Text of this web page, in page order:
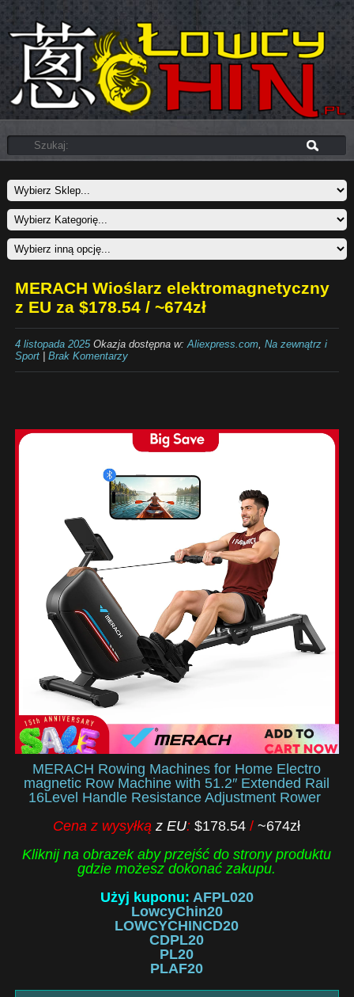
MERACH Wioślarz elektromagnetyczny
z EU za $178.54 / ~674zł
4 listopada 2025Okazja dostępna w:Aliexpress.com, Na zewnątrz i
Sport| Brak Komentarzy
MERACH Rowing Machines for Home Electro
magnetic Row Machine with 51.2″ Extended Rail
16Level Handle Resistance Adjustment Rower
Cena z wysyłką z EU:$178.54/~674zł
Kliknij na obrazek aby przejść do strony produktu
gdzie możesz dokonać zakupu.
Użyj kuponu: AFPL020
LowcyChin20
LOWCYCHINCD20
CDPL20
PL20
PLAF20